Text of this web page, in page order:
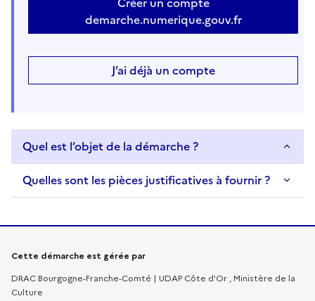
demarche.numerique.gouv.fr
J’ai déjà un compte
Quel est l’objet de la démarche ?
Quelles sont les pièces justificatives à fournir ?
Informations sur la démarche
Cette démarche est gérée par
DRAC Bourgogne-Franche-Comté | UDAP Côte d'Or , Ministère de la
Culture